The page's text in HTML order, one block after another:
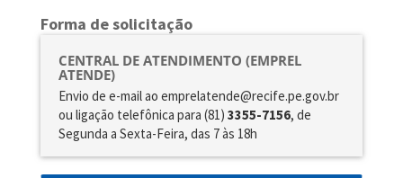
Forma de solicitação
CENTRAL DE ATENDIMENTO (EMPREL
ATENDE)
Envio de e-mail ao emprelatende@recife.pe.gov.br
ou ligação telefônica para (81) 3355-7156, de
Segunda a Sexta-Feira, das 7 às 18h